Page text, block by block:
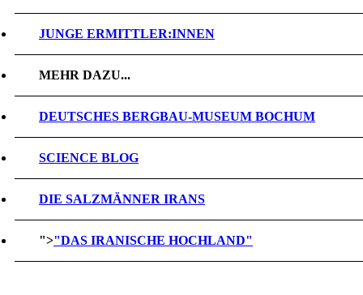
JUNGE ERMITTLER:INNEN
MEHR DAZU...
DEUTSCHES BERGBAU-MUSEUM BOCHUM
SCIENCE BLOG
DIE SALZMÄNNER IRANS
">"DAS IRANISCHE HOCHLAND"